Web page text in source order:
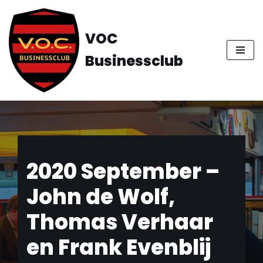
Ga
naar
de
inhoud
VOC
Businessclub
2020 September –
John de Wolf,
Thomas Verhaar
en Frank Evenblij